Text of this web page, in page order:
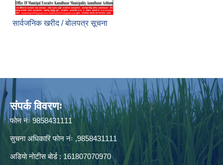
सार्वजनिक खरीद / बोलपत्र सूचना
संपर्क विवरणः
फाेन नंः 9858431111
सुचना अधिकारि फाेन नंः ,9858431111
अडियाे नाेटीस बाेर्ड : 161807070970